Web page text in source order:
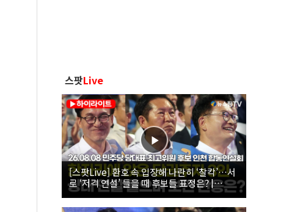
스팟Live
[스팟Live] 환호 속 입장해 나란히 ‘찰칵’…서
로 ‘저격 연설’ 들을 때 후보들 표정은? |
26.08.08 더불어민주당 당대표·최고위원 후
보 인천 합동연설회